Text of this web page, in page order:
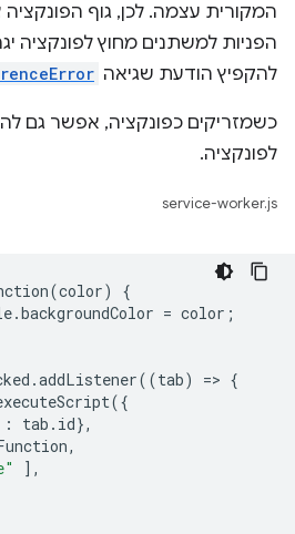
המקורית עצמה. לכן, גוף הפונקציה
הפניות למשתנים מחוץ לפונקציה
להקפיץ הודעת שגיאה
כשמזריקים כפונקציה, אפשר גם
לפונקציה.
service-worker.js
(color)
{
.backgroundColor = color ;
.addListener((tab) => {
({
: tab . id},
,
],